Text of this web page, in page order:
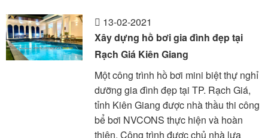
13-02-2021
Xây dựng hồ bơi gia đình đẹp tại
Rạch Giá Kiên Giang
Một công trình hồ bơi mini biệt thự nghỉ
dưỡng gia đình đẹp tại TP. Rạch Giá,
tỉnh Kiên Giang được nhà thầu thi công
bể bơi NVCONS thực hiện và hoàn
thiện. Công trình được chủ nhà lựa